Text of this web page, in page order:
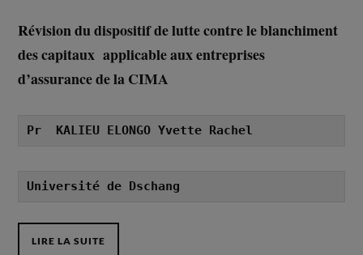
Révision du dispositif de lutte contre le blanchiment
des capitaux applicable aux entreprises
d’assurance de la CIMA
Pr  KALIEU ELONGO Yvette Rachel
Université de Dschang
LIRE LA SUITE